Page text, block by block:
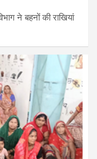
ने बहनों की राखियां